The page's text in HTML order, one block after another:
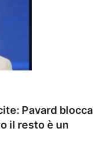
Pavard blocca
il resto è un